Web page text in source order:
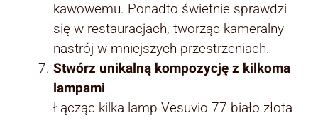
kawowemu. Ponadto świetnie sprawdzi
się w restauracjach, tworząc kameralny
nastrój w mniejszych przestrzeniach.
Stwórz unikalną kompozycję z kilkoma
lampami
Łącząc kilka lamp Vesuvio 77 biało złota